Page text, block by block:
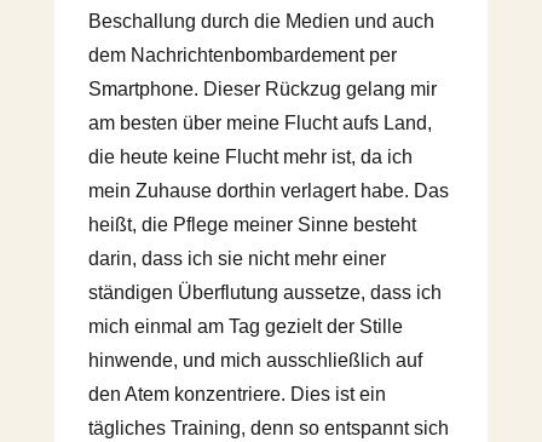
Beschallung durch die Medien und auch
dem Nachrichtenbombardement per
Smartphone. Dieser Rückzug gelang mir
am besten über meine Flucht aufs Land,
die heute keine Flucht mehr ist, da ich
mein Zuhause dorthin verlagert habe. Das
heißt, die Pflege meiner Sinne besteht
darin, dass ich sie nicht mehr einer
ständigen Überflutung aussetze, dass ich
mich einmal am Tag gezielt der Stille
hinwende, und mich ausschließlich auf
den Atem konzentriere. Dies ist ein
tägliches Training, denn so entspannt sich